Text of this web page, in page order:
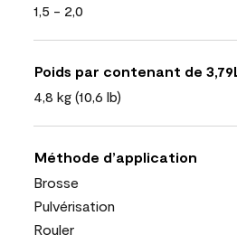
1,5 - 2,0
Poids par contenant de 3,79L
4,8 kg (10,6 lb)
Méthode d’application
Brosse
Pulvérisation
Rouler